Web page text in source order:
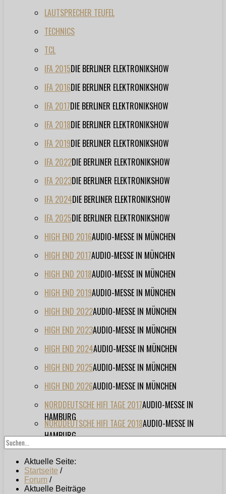
LAUTSPRECHER TEUFEL
TECHNICS
TCL
IFA 2015DIE BERLINER ELEKTRONIKSHOW
IFA 2016DIE BERLINER ELEKTRONIKSHOW
IFA 2017DIE BERLINER ELEKTRONIKSHOW
IFA 2018DIE BERLINER ELEKTRONIKSHOW
IFA 2019DIE BERLINER ELEKTRONIKSHOW
IFA 2022DIE BERLINER ELEKTRONIKSHOW
IFA 2023DIE BERLINER ELEKTRONIKSHOW
IFA 2024DIE BERLINER ELEKTRONIKSHOW
IFA 2025DIE BERLINER ELEKTRONIKSHOW
HIGH END 2016AUDIO-MESSE IN MÜNCHEN
HIGH END 2017AUDIO-MESSE IN MÜNCHEN
HIGH END 2018AUDIO-MESSE IN MÜNCHEN
HIGH END 2019AUDIO-MESSE IN MÜNCHEN
HIGH END 2022AUDIO-MESSE IN MÜNCHEN
HIGH END 2023AUDIO-MESSE IN MÜNCHEN
HIGH END 2024AUDIO-MESSE IN MÜNCHEN
HIGH END 2025AUDIO-MESSE IN MÜNCHEN
HIGH END 2026AUDIO-MESSE IN MÜNCHEN
NORDDEUTSCHE HIFI TAGE 2017AUDIO-MESSE IN
HAMBURG
NORDDEUTSCHE HIFI TAGE 2018AUDIO-MESSE IN
HAMBURG
Aktuelle Seite:
Startseite /
Forum /
Aktuelle Beiträge